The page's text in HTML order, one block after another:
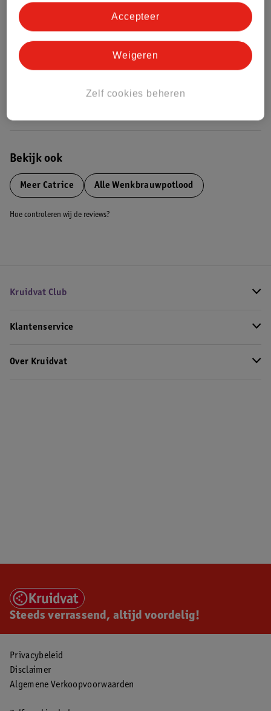
Nature Impact Score
Dit product heeft (nog) geen Nature
Impact Score.
Bekijk ook
Meer Catrice Alle Wenkbrauwpotlood
Hoe controleren wij de reviews?
Kruidvat Club
Klantenservice
Over Kruidvat
Steeds verrassend, altijd voordelig!
Privacybeleid
Disclaimer
Algemene Verkoopvoorwaarden
Zelf cookies beheren
Weigeren
Accepteer